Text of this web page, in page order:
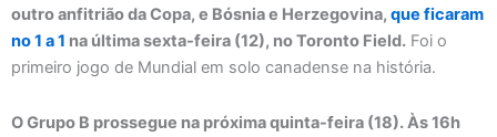
outro anfitrião da Copa, e Bósnia e Herzegovina, que ficaram
no 1 a 1 na última sexta-feira (12), no Toronto Field. Foi o
primeiro jogo de Mundial em solo canadense na história.
O Grupo B prossegue na próxima quinta-feira (18). Às 16h